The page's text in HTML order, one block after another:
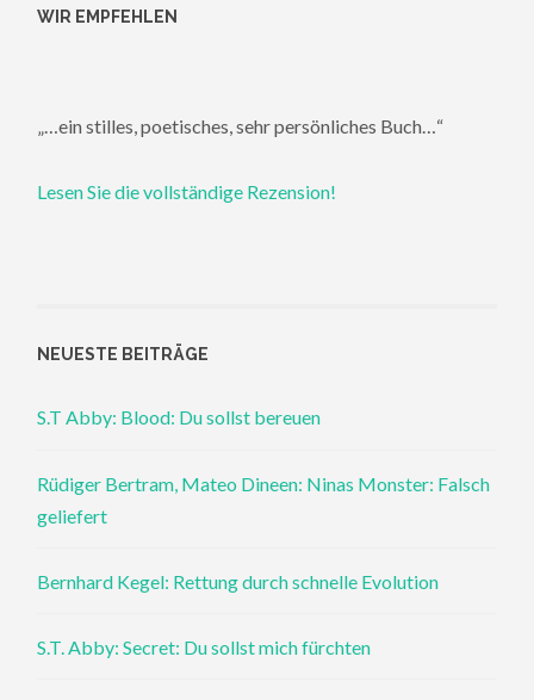
WIR EMPFEHLEN
„…ein stilles, poetisches, sehr persönliches Buch…“
Lesen Sie die vollständige Rezension!
NEUESTE BEITRÄGE
S.T Abby: Blood: Du sollst bereuen
Rüdiger Bertram, Mateo Dineen: Ninas Monster: Falsch
geliefert
Bernhard Kegel: Rettung durch schnelle Evolution
S.T. Abby: Secret: Du sollst mich fürchten